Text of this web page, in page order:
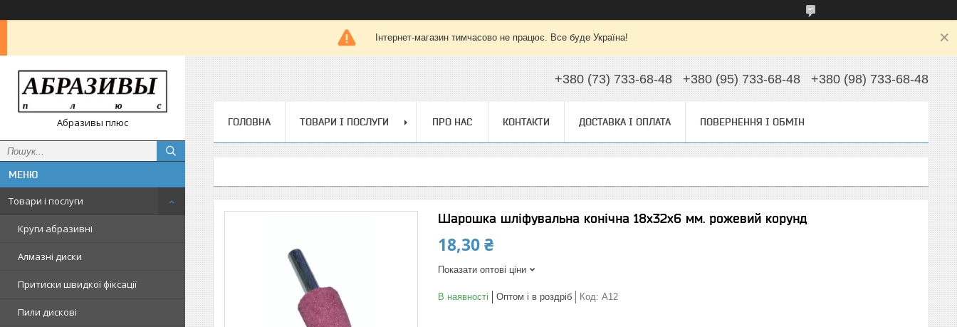
Інтернет-магазин тимчасово не працює. Все буде Україна!
Абразивы плюс
Товари і послуги
Круги абразивні
Алмазні диски
Притиски швидкої фіксації
Пили дискові
+380 (73) 733-68-48 +380 (95) 733-68-48 +380 (98) 733-68-48
ГОЛОВНА ТОВАРИ І ПОСЛУГИ ПРО НАС КОНТАКТИ ДОСТАВКА І ОПЛАТА ПОВЕРНЕННЯ І ОБМІН
Шарошка шліфувальна конічна 18х32х6 мм. рожевий корунд
18,30 ₴
Показати оптові ціни
В наявності Оптом і в роздріб Код: A12